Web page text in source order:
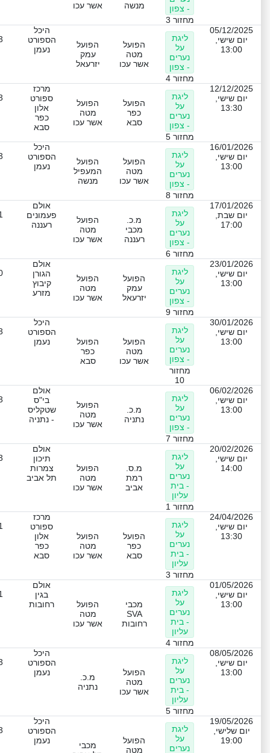
- צפון
מחזור 3
מנשה
אשר עכו
05/12/2025
יום שישי,
13:00
ליגת
על
נערים
- צפון
מחזור 4
הפועל
מטה
אשר עכו
הפועל
עמק
יזרעאל
היכל
הספורט
נעמן
12/12/2025
יום שישי,
13:30
ליגת
על
נערים
- צפון
מחזור 5
הפועל
כפר
סבא
הפועל
מטה
אשר עכו
מרכז
ספורט
אלון
כפר
סבא
16/01/2026
יום שישי,
13:00
ליגת
על
נערים
- צפון
מחזור 8
הפועל
מטה
אשר עכו
הפועל
המעפיל
מנשה
היכל
הספורט
נעמן
17/01/2026
יום שבת,
17:00
ליגת
על
נערים
- צפון
מחזור 6
מ.כ.
מכבי
רעננה
הפועל
מטה
אשר עכו
אולם
פעמונים
רעננה
23/01/2026
יום שישי,
13:00
ליגת
על
נערים
- צפון
מחזור 9
הפועל
עמק
יזרעאל
הפועל
מטה
אשר עכו
אולם
הגורן
קיבוץ
מזרע
30/01/2026
יום שישי,
13:00
ליגת
על
נערים
- צפון
מחזור
10
הפועל
מטה
אשר עכו
הפועל
כפר
סבא
היכל
הספורט
נעמן
06/02/2026
יום שישי,
13:00
ליגת
על
נערים
- צפון
מחזור 7
מ.כ.
נתניה
הפועל
מטה
אשר עכו
אולם
בי"ס
שטקליס
- נתניה
20/02/2026
יום שישי,
14:00
ליגת
על
נערים
- בית
עליון
מחזור 1
מ.ס.
רמת
אביב
הפועל
מטה
אשר עכו
אולם
תיכון
צמרות
תל אביב
24/04/2026
יום שישי,
13:30
ליגת
על
נערים
- בית
עליון
מחזור 3
הפועל
כפר
סבא
הפועל
מטה
אשר עכו
מרכז
ספורט
אלון
כפר
סבא
01/05/2026
יום שישי,
13:00
ליגת
על
נערים
- בית
עליון
מחזור 4
מכבי
SVA
רחובות
הפועל
מטה
אשר עכו
אולם
בגין
רחובות
08/05/2026
יום שישי,
13:00
ליגת
על
נערים
- בית
עליון
מחזור 5
הפועל
מטה
אשר עכו
מ.כ.
נתניה
היכל
הספורט
נעמן
19/05/2026
יום שלישי,
19:00
ליגת
על
נערים
הפועל
מטה
מכבי
היכל
הספורט
נעמן